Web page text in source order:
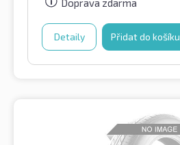
Doprava zdarma
Detaily Přidat do košíku